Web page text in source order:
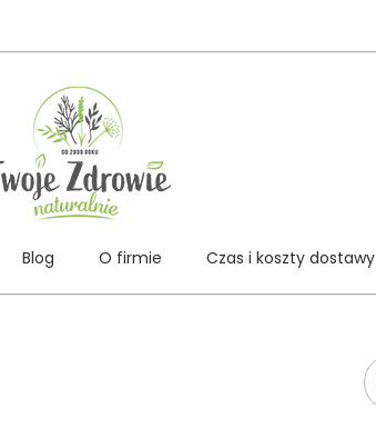
Blog O firmie Czas i koszty dostawy